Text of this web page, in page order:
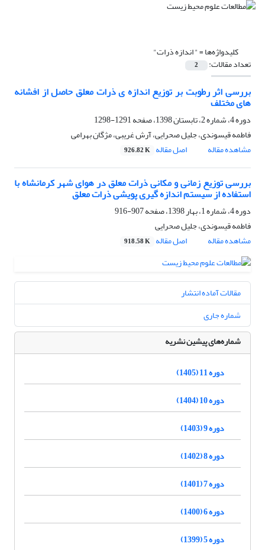
کلیدواژه‌ها =" اندازه ذرات"
تعداد مقالات: 2
بررسی اثر رطوبت بر توزیع اندازه ی ذرات معلق حاصل از افشانه
های مختلف
دوره 4، شماره 2، تابستان 1398، صفحه
1291-1298
فاطمه قیسوندی، جلیل صحرایی، آرش غریبی، مژگان بهرامی
مشاهده مقاله
اصل مقاله 926.82 K
بررسی توزیع زمانی و مکانی ذرات معلق در هوای شهر کرمانشاه با
استفاده از سیستم اندازه گیری پویشی ذرات معلق
دوره 4، شماره 1، بهار 1398، صفحه
907-916
فاطمه قیسوندی، جلیل صحرایی
مشاهده مقاله
اصل مقاله 918.58 K
مقالات آماده انتشار
شماره جاری
شماره‌های پیشین نشریه
دوره 11 (1405)
دوره 10 (1404)
دوره 9 (1403)
دوره 8 (1402)
دوره 7 (1401)
دوره 6 (1400)
دوره 5 (1399)